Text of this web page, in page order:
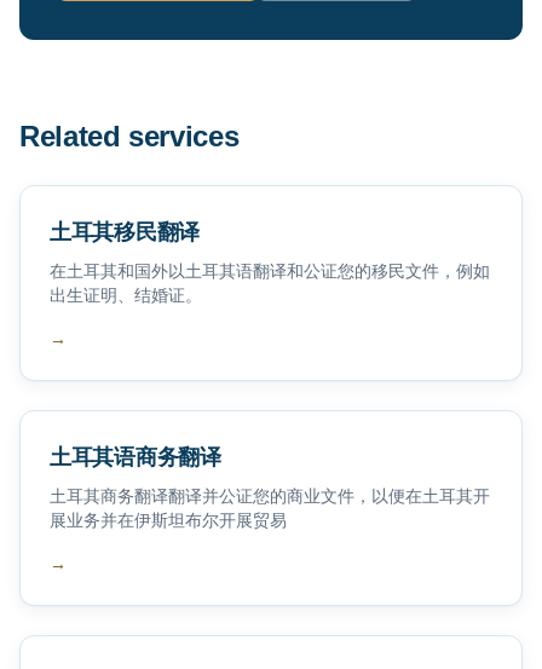
Related services
土耳其移民翻译
在土耳其和国外以土耳其语翻译和公证您的移民文件，例如
出生证明、结婚证。
→
土耳其语商务翻译
土耳其商务翻译翻译并公证您的商业文件，以便在土耳其开
展业务并在伊斯坦布尔开展贸易
→